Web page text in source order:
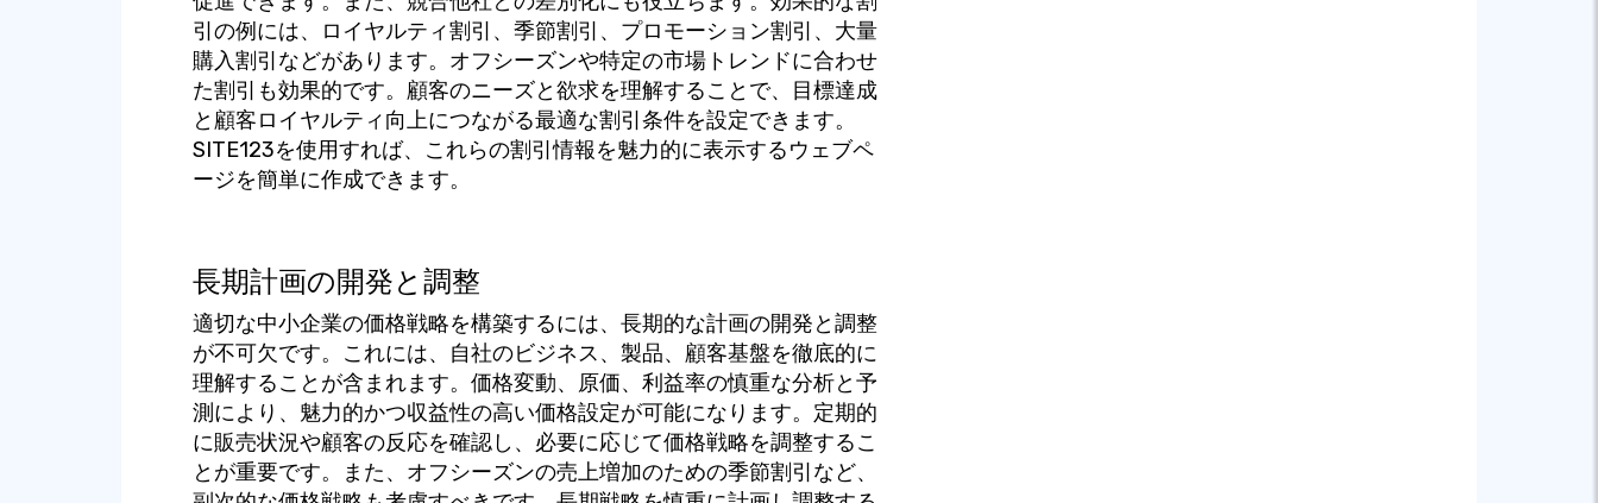
引の例には、ロイヤルティ割引、季節割引、プロモーション割引、大量
購入割引などがあります。オフシーズンや特定の市場トレンドに合わせ
た割引も効果的です。顧客のニーズと欲求を理解することで、目標達成
と顧客ロイヤルティ向上につながる最適な割引条件を設定できます。
SITE123を使用すれば、これらの割引情報を魅力的に表示するウェブペ
ージを簡単に作成できます。
長期計画の開発と調整
適切な中小企業の価格戦略を構築するには、長期的な計画の開発と調整
が不可欠です。これには、自社のビジネス、製品、顧客基盤を徹底的に
理解することが含まれます。価格変動、原価、利益率の慎重な分析と予
測により、魅力的かつ収益性の高い価格設定が可能になります。定期的
に販売状況や顧客の反応を確認し、必要に応じて価格戦略を調整するこ
とが重要です。また、オフシーズンの売上増加のための季節割引など、